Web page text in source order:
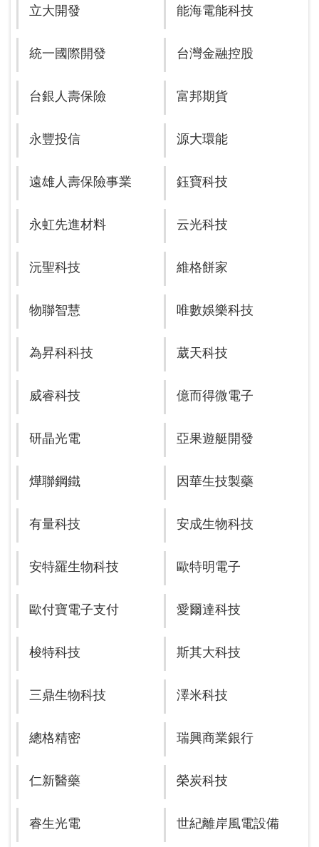
立大開發 能海電能科技
統一國際開發 台灣金融控股
台銀人壽保險 富邦期貨
永豐投信 源大環能
遠雄人壽保險事業 鈺寶科技
永虹先進材料 云光科技
沅聖科技 維格餅家
物聯智慧 唯數娛樂科技
為昇科科技 葳天科技
威睿科技 億而得微電子
研晶光電 亞果遊艇開發
燁聯鋼鐵 因華生技製藥
有量科技 安成生物科技
安特羅生物科技 歐特明電子
歐付寶電子支付 愛爾達科技
梭特科技 斯其大科技
三鼎生物科技 澤米科技
總格精密 瑞興商業銀行
仁新醫藥 榮炭科技
睿生光電 世紀離岸風電設備